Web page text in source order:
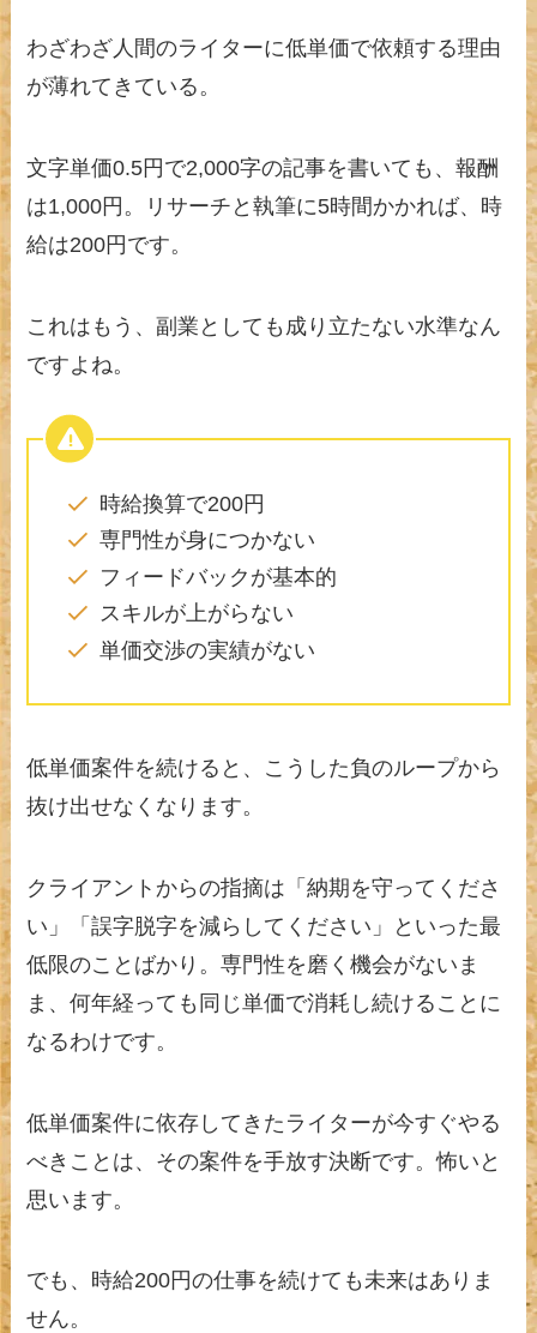
わざわざ人間のライターに低単価で依頼する理由
が薄れてきている。
文字単価0.5円で2,000字の記事を書いても、報酬
は1,000円。リサーチと執筆に5時間かかれば、時
給は200円です。
これはもう、副業としても成り立たない水準なん
ですよね。
時給換算で200円
専門性が身につかない
フィードバックが基本的
スキルが上がらない
単価交渉の実績がない
低単価案件を続けると、こうした負のループから
抜け出せなくなります。
クライアントからの指摘は「納期を守ってくださ
い」「誤字脱字を減らしてください」といった最
低限のことばかり。専門性を磨く機会がないま
ま、何年経っても同じ単価で消耗し続けることに
なるわけです。
低単価案件に依存してきたライターが今すぐやる
べきことは、その案件を手放す決断です。怖いと
思います。
でも、時給200円の仕事を続けても未来はありま
せん。